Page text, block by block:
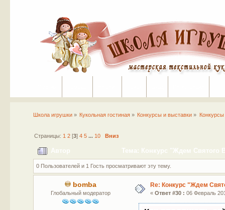
Школа игрушки» Кукольная гостиная » Конкурсы и выставки » Конкурсы
Страницы: 1 2[3] 4 5 ... 10 Вниз
Автор Тема: Конкурс "Ждем Святого
0 Пользователей и 1 Гость просматривают эту тему.
bomba
Глобальный модератор
Re: Конкурс "Ждем
« Ответ #30 : 06 Февраль